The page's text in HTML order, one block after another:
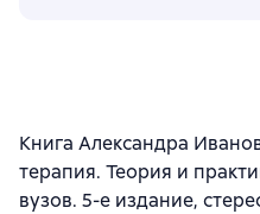
Книга Александра
терапия. Теория и
вузов. 5-е издание,